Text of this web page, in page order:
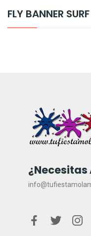
FLY BANNER SURF
¿Necesitas